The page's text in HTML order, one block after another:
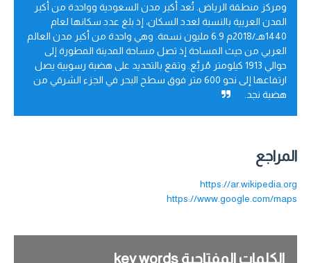
ومركز منطقة الرياض. تُعد أكبر مدن السعودية وواحدة من أكبر
المدن العربية بالنسبة لعدد السكان، إذ بلغ عدد سكانها لعام
1440هـ/2018م 6.9 مليون نسمة. وهي واحدة من أكبر مدن العالم
العربي من حيث المساحة إذ تصل مساحة المدينة المطورة إلى
حوالي 1913 كيلومتر مُربَّع. وتقع بالتحديد على هضبة رسوبية يصل
ارتفاعها إلى نحو 600 متر فوق سطح البحر في الجزء الشرقي من
هضبة نجد.
المراجع
https://ar.wikipedia.org
https://www.google.com/maps
الكلمات المفتاحية key words